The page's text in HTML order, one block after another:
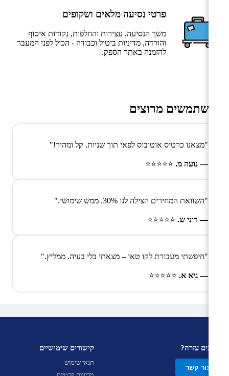
פרטי נסיעה מלאים ושקופים
משך הנסיעה, עצירות והחלפות, נקודות איסוף
והורדה, מדיניות ביטול וכבודה - הכול לפני המעבר
להזמנה באתר הספק.
משתמשים מרוצים
"מצאנו כרטיס אוטובוס לפאי תוך שניות. קל ומהיר!"
— נועה מ. ⭐⭐⭐⭐⭐
"השוואת המחירים הצילה לנו 30%. ממש שימושי."
— רוני ש. ⭐⭐⭐⭐⭐
"חיפשתי מעבורת לקו טאו – מצאתי בלי בעיה. ממליץ."
— גיא א. ⭐⭐⭐⭐⭐
צריכים עזרה?
צור קשר
קישורים שימושיים
תנאי שימוש